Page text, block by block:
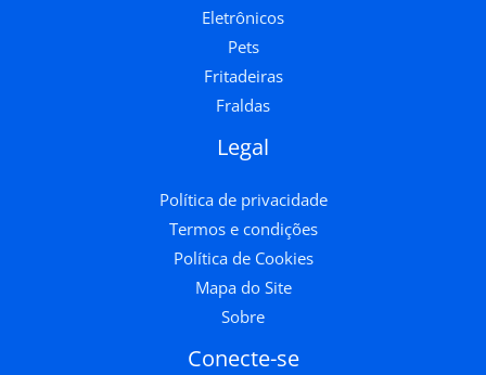
Eletrônicos
Pets
Fritadeiras
Fraldas
Legal
Política de privacidade
Termos e condições
Política de Cookies
Mapa do Site
Sobre
Conecte-se